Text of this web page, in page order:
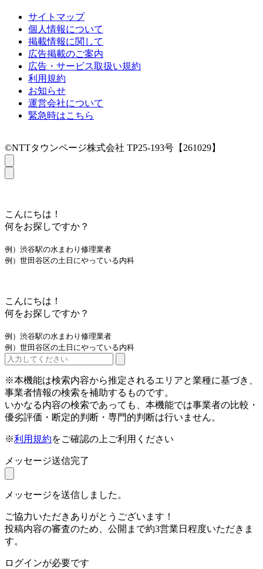
サイトマップ
個人情報について
掲載情報に関して
広告掲載のご案内
広告・サービス取扱い規約
利用規約
お知らせ
運営会社について
緊急時はこちら
©NTTタウンページ株式会社 TP25-193号【261029】
こんにちは！
何をお探しですか？
例）渋谷駅の水まわり修理業者
例）世田谷区の土日にやっている内科
こんにちは！
何をお探しですか？
例）渋谷駅の水まわり修理業者
例）世田谷区の土日にやっている内科
※本機能は検索内容から推定されるエリアと業種に基づき、
事業者情報の検索を補助するものです。
いかなる内容の検索であっても、本機能では事業者の比較・
優劣評価・断定的判断・専門的判断は行いません。
※利用規約をご確認の上ご利用ください
メッセージ送信完了
メッセージを送信しました。
ご協力いただきありがとうございます！
投稿内容の審査のため、公開まで約3営業日程度いただきま
す。
ログインが必要です